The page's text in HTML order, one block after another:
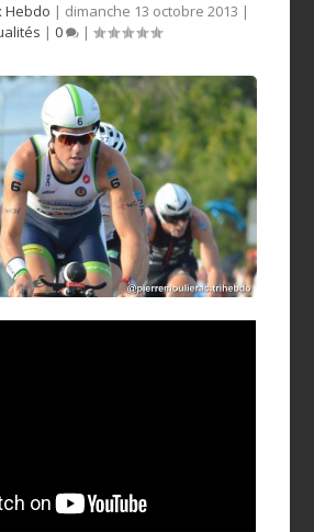
Hebdo | dimanche 13 octobre 2013 |
| 0 |